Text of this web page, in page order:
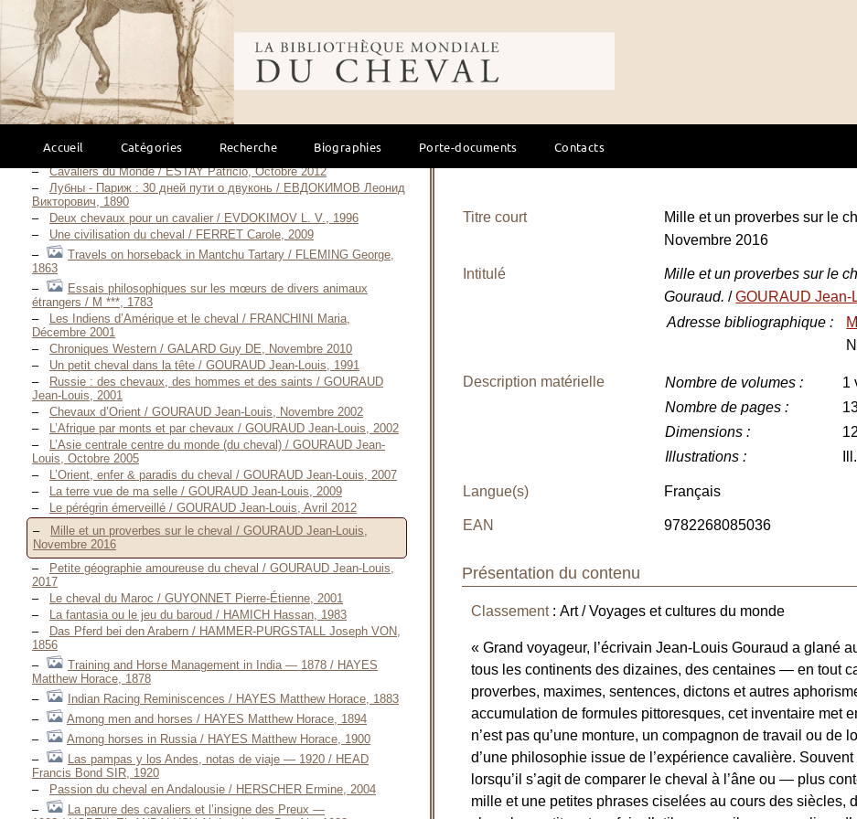
Bibliothèque mondiale du cheval
Accueil Catégories Recherche Biographies Porte-documents Contacts
Geschichte der Abiponer / DOBRIZHOFFER Martin, 1783-1784
Historia de Abiponibus / DOBRIZHOFFER Martin, Anno 1784
An account of the Abipones, an Equestrian people of
Paraguay / DOBRIZHOFFER Martin, 1822
Le Lasso / DROIT Jean, 1944
Tête de mule / DUCCA Sophie, Avril 2014
Cavalier des steppes / DUCRET Nicolas, 2010
Voyage avec mon âne sur les chemins de
Peuples cavaliers / ESTAY Patricio, 2001
Cavaliers du Monde / ESTAY Patricio, Octobre 2012
Лубны - Париж : 30 дней пути о двуконь / ЕВДОКИМОВ Леонид
Викторович, 1890
Deux chevaux pour un cavalier / EVDOKIMOV L. V., 1996
Une civilisation du cheval / FERRET Carole, 2009
Travels on horseback in Mantchu Tartary / FLEMING George,
1863
Essais philosophiques sur les mœurs de divers animaux
étrangers / M ***, 1783
Les Indiens d’Amérique et le cheval / FRANCHINI Maria,
Décembre 2001
Chroniques Western / GALARD Guy DE, Novembre 2010
Un petit cheval dans la tête / GOURAUD Jean-Louis, 1991
Russie : des chevaux, des hommes et des saints / GOURAUD
Jean-Louis, 2001
Chevaux d’Orient / GOURAUD Jean-Louis, Novembre 2002
L’Afrique par monts et par chevaux / GOURAUD Jean-Louis, 2002
L’Asie centrale centre du monde (du cheval) / GOURAUD Jean-
Louis, Octobre 2005
L’Orient, enfer & paradis du cheval / GOURAUD Jean-Louis, 2007
La terre vue de ma selle / GOURAUD Jean-Louis, 2009
Le pérégrin émerveillé / GOURAUD Jean-Louis, Avril 2012
Mille et un proverbes sur le cheval / GOURAUD Jean-Louis,
Novembre 2016
Petite géographie amoureuse du cheval / GOURAUD Jean-Louis,
2017
Le cheval du Maroc / GUYONNET Pierre-Étienne, 2001
La fantasia ou le jeu du baroud / HAMICH Hassan, 1983
Das Pferd bei den Arabern / HAMMER-PURGSTALL Joseph VON,
1856
Training and Horse Management in India — 1878 / HAYES
Matthew Horace, 1878
Indian Racing Reminiscences / HAYES Matthew Horace, 1883
Among men and horses / HAYES Matthew Horace, 1894
Among horses in Russia / HAYES Matthew Horace, 1900
Las pampas y los Andes, notas de viaje — 1920 / HEAD
Francis Bond SIR, 1920
Passion du cheval en Andalousie / HERSCHER Ermine, 2004
La parure des cavaliers et l’insigne des Preux —
Titre court
Mille et un proverbes sur le
Novembre 2016
Intitulé
Mille et un proverbes sur le
Gouraud./GOURAUD Jean-
Adresse bibliographique :
Description matérielle Nombre de volumes :
1
Nombre de pages :
Dimensions :
Illustrations :
Langue(s) Français
EAN 9782268085036
Présentation du contenu
Classement: Art / Voyages et cultures du monde
« Grand voyageur, l’écrivain Jean-Louis Gouraud a glané
tous les continents des dizaines, des centaines — en tout
proverbes, maximes, sentences, dictons et autres
accumulation de formules pittoresques, cet inventaire met
n’est pas qu’une monture, un compagnon de travail ou de
d’une philosophie issue de l’expérience cavalière.
lorsqu’il s’agit de comparer le cheval à l’âne ou — plus
mille et une petites phrases ciselées au cours des siècles,